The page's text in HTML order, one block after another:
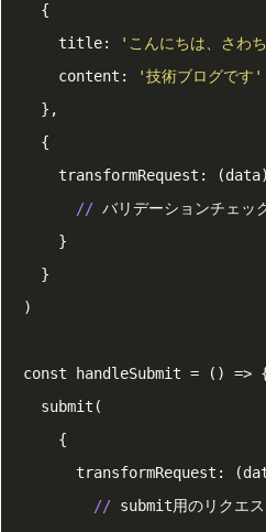
{
title:
'こんにちは、さわ
content:
'技術ブログです'
},
{
transformRequest:
(data)
// バリデーションチェッ
}
}
)
const handleSubmit = () =>
submit(
{
transformRequest:
// submit用のリクエス